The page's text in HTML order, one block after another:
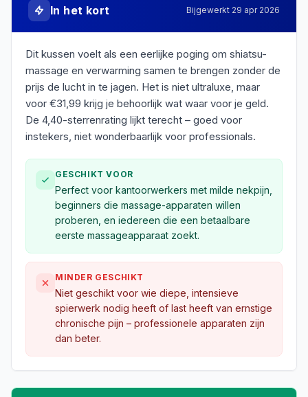
In het kort Bijgewerkt 29 apr 2026
Dit kussen voelt als een eerlijke poging om shiatsu-
massage en verwarming samen te brengen zonder de
prijs de lucht in te jagen. Het is niet ultraluxe, maar
voor €31,99 krijg je behoorlijk wat waar voor je geld.
De 4,40-sterrenrating lijkt terecht – goed voor
instekers, niet wonderbaarlijk voor professionals.
GESCHIKT VOOR
Perfect voor kantoorwerkers met milde nekpijn,
beginners die massage-apparaten willen
proberen, en iedereen die een betaalbare
eerste massageapparaat zoekt.
MINDER GESCHIKT
Niet geschikt voor wie diepe, intensieve
spierwerk nodig heeft of last heeft van ernstige
chronische pijn – professionele apparaten zijn
dan beter.